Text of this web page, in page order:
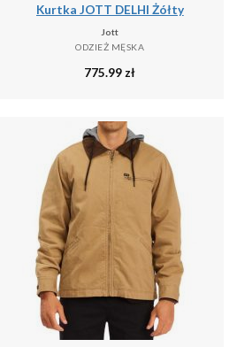
Kurtka JOTT DELHI Żółty
Jott
ODZIEŻ MĘSKA
775.99 zł